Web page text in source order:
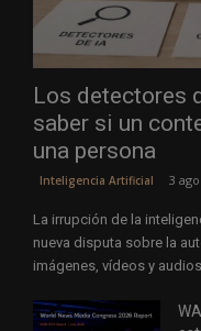
Los detectores
saber si un
una persona
Inteligencia Artificial 3
La irrupción de la
nueva disputa sobre la
imágenes, vídeos y